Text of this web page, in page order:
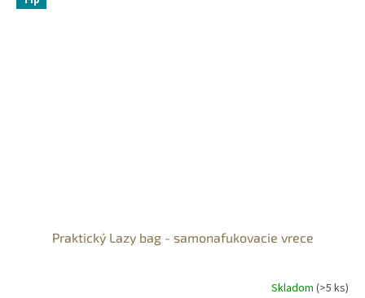
Praktický Lazy bag - samonafukovacie vrece
Skladom (>5 ks)